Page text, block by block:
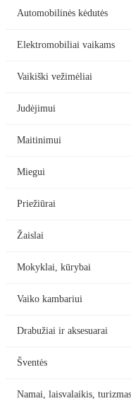
Automobilinės kėdutės
Elektromobiliai vaikams
Vaikiški vežimėliai
Judėjimui
Maitinimui
Miegui
Priežiūrai
Žaislai
Mokyklai, kūrybai
Vaiko kambariui
Drabužiai ir aksesuarai
Šventės
Namai, laisvalaikis, turizmas